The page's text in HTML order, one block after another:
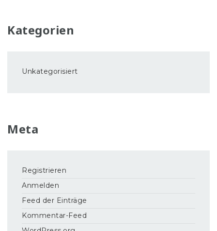
Kategorien
Unkategorisiert
Meta
Registrieren
Anmelden
Feed der Einträge
Kommentar-Feed